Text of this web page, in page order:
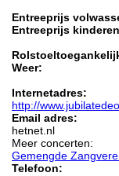
Entreeprijs
Entreeprijs
Weer:
Internetadres:
http://
Email adres:
hetnet.nl
Meer concerten:
Gemengde
Telefoon: